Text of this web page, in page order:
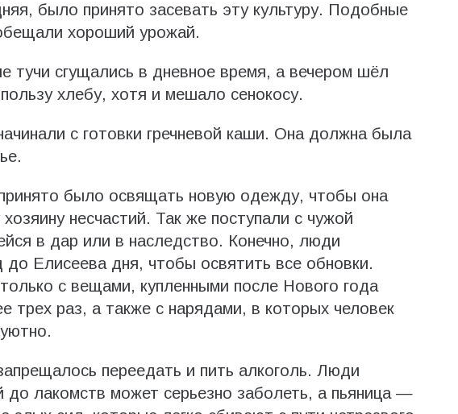
было принято засевать эту культуру. Подобные
хороший урожай.
тучи сгущались в дневное время, а вечером шёл
хлебу, хотя и мешало сенокосу.
с готовки гречневой каши. Она должна была
было освящать новую одежду, чтобы она
несчастий. Так же поступали с чужой
в дар или в наследство. Конечно, люди
Елисеева дня, чтобы освятить все обновки.
с вещами, купленными после Нового года
трех раз, а также с нарядами, в которых человек
переедать и пить алкоголь. Люди
до лакомств может серьезно заболеть, а пьяница —